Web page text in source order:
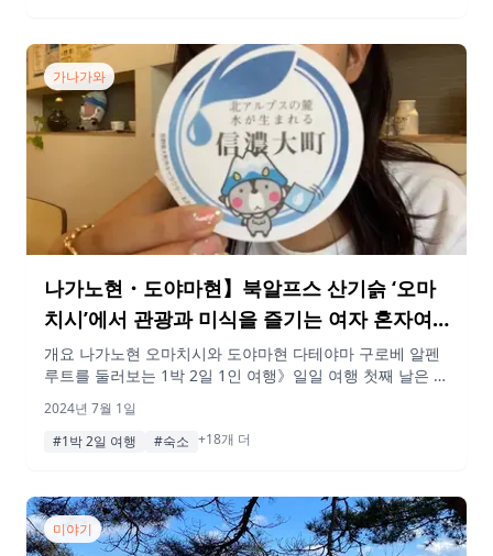
그런지 […]
가나가와
나가노현・도야마현】북알프스 산기슭 ‘오마
치시’에서 관광과 미식을 즐기는 여자 혼자여
행! (1일차)
개요 나가노현 오마치시와 도야마현 다테야마 구로베 알펜
루트를 둘러보는 1박 2일 1인 여행》일일 여행 첫째 날은 나
서부에 위치하고 있으며, 알펜루트의 나가노현 쪽 관문으로
유명하다.신주쿠에서 버스로 환승 없이 약 4시간 반이면 갈
의 따뜻함을 느낄 수 있는 하루가 […]
2024년 7월 1일
#1박 2일 여행
#숙소 +18개 더
미야기